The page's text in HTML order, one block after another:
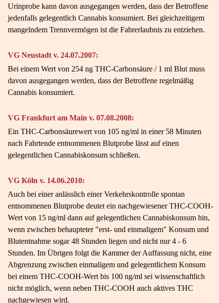
Urinprobe kann davon ausgegangen werden, dass der Betroffene
jedenfalls gelegentlich Cannabis konsumiert. Bei gleichzeitigem
mangelndem Trennvermögen ist die Fahrerlaubnis zu entziehen.
VG Neustadt v. 24.07.2007:
Bei einem Wert von 254 ng THC-Carbonsäure / 1 ml Blut muss
davon ausgegangen werden, dass der Betroffene regelmäßig
Cannabis konsumiert.
VG Frankfurt am Main v. 07.08.2008:
Ein THC-Carbonsäurewert von 105 ng/ml in einer 58 Minuten
nach Fahrtende entnommenen Blutprobe lässt auf einen
gelegentlichen Cannabiskonsum schließen.
VG Köln v. 14.06.2010:
Auch bei einer anlässlich einer Verkehrskontrolle spontan
entnommenen Blutprobe deutet ein nachgewiesener THC-COOH-
Wert von 15 ng/ml dann auf gelegentlichen Cannabiskonsum hin,
wenn zwischen behaupteter "erst- und einmaligem" Konsum und
Blutentnahme sogar 48 Stunden liegen und nicht nur 4 - 6
Stunden. Im Übrigen folgt die Kammer der Auffassung nicht, eine
Abgrenzung zwischen einmaligem und gelegentlichem Konsum
bei einem THC-COOH-Wert bis 100 ng/ml sei wissenschaftlich
nicht möglich, wenn neben THC-COOH auch aktives THC
nachgewiesen wird.